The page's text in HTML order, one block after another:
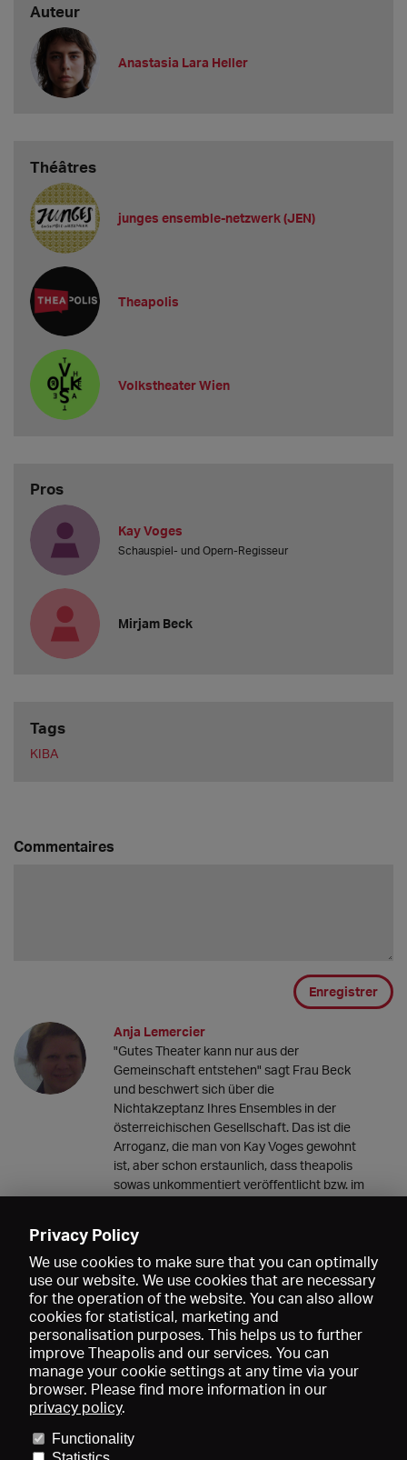
Auteur
Anastasia Lara Heller
Théâtres
junges ensemble-netzwerk (JEN)
Theapolis
Volkstheater Wien
Pros
Kay Voges
Schauspiel- und Opern-Regisseur
Mirjam Beck
Tags
KIBA
Commentaires
Enregistrer
Anja Lemercier
"Gutes Theater kann nur aus der
Gemeinschaft entstehen" sagt Frau Beck
und beschwert sich über die
Nichtakzeptanz Ihres Ensembles in der
österreichischen Gesellschaft. Das ist die
Arroganz, die man von Kay Voges gewohnt
ist, aber schon erstaunlich, dass theapolis
sowas unkommentiert veröffentlicht bzw. im
Données médiatiques
Privacy Policy
We use cookies to make sure that you can optimally
use our website. We use cookies that are necessary
for the operation of the website. You can also allow
cookies for statistical, marketing and
personalisation purposes. This helps us to further
improve Theapolis and our services. You can
manage your cookie settings at any time via your
browser. Please find more information in our
privacy policy.
Functionality